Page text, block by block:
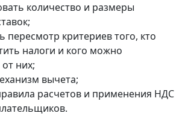
количество и размеры
пересмотр критериев того, кто
налоги и кого можно
них;
вычета;
расчетов и применения НДС